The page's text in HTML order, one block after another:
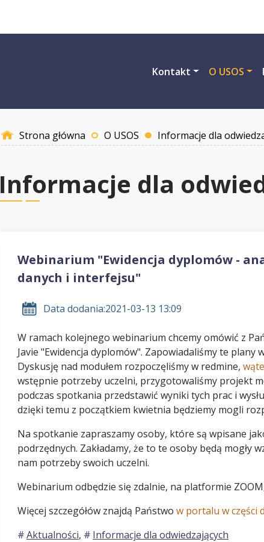
Kontakt O USOS
Strona główna O USOS Informacje dla
Informacje dla
Webinarium "Ewidencja dyplomów -
danych i interfejsu"
Data dodania:2021-03-13 13:09
W ramach kolejnego webinarium chcemy omówić z
Javie "Ewidencja dyplomów". Zapowiadaliśmy te plany
Dyskusję nad modułem rozpoczęliśmy w redmine,
wstępnie potrzeby uczelni, przygotowaliśmy projekt
podczas spotkania przedstawić wyniki tych prac i
dzięki temu z początkiem kwietnia będziemy mogli
Na spotkanie zapraszamy osoby, które są wpisane
podrzędnych. Zakładamy, że to te osoby będą mogły
nam potrzeby swoich uczelni.
Webinarium odbędzie się zdalnie, na platformie
Więcej szczegółów znajdą Państwo w portalu w części
Aktualności, Informacje dla odwiedzających